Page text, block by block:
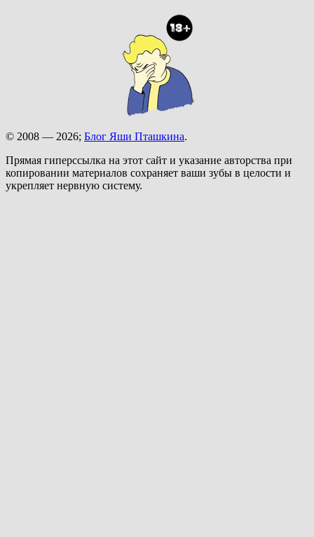
© 2008 — 2026; Блог Яши Пташкина.
Прямая гиперссылка на этот сайт и указание авторства при
копировании материалов сохраняет ваши зубы в целости и
укрепляет нервную систему.